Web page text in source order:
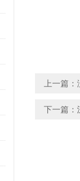
上一篇
下一篇：